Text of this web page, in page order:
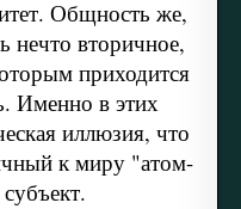
Общность же,
нечто вторичное,
приходится
Именно в этих
иллюзия, что
к миру "атом-